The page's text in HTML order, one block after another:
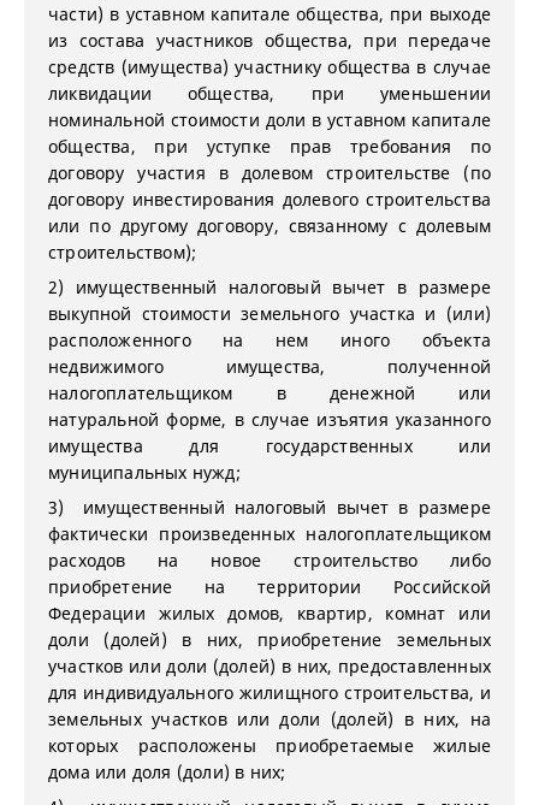
части) в уставном капитале общества, при выходе
из состава участников общества, при передаче
средств (имущества) участнику общества в случае
ликвидации общества, при уменьшении
номинальной стоимости доли в уставном капитале
общества, при уступке прав требования по
договору участия в долевом строительстве (по
договору инвестирования долевого строительства
или по другому договору, связанному с долевым
строительством);
2) имущественный налоговый вычет в размере
выкупной стоимости земельного участка и (или)
расположенного на нем иного объекта
недвижимого имущества, полученной
налогоплательщиком в денежной или
натуральной форме, в случае изъятия указанного
имущества для государственных или
муниципальных нужд;
3) имущественный налоговый вычет в размере
фактически произведенных налогоплательщиком
расходов на новое строительство либо
приобретение на территории Российской
Федерации жилых домов, квартир, комнат или
доли (долей) в них, приобретение земельных
участков или доли (долей) в них, предоставленных
для индивидуального жилищного строительства, и
земельных участков или доли (долей) в них, на
которых расположены приобретаемые жилые
дома или доля (доли) в них;